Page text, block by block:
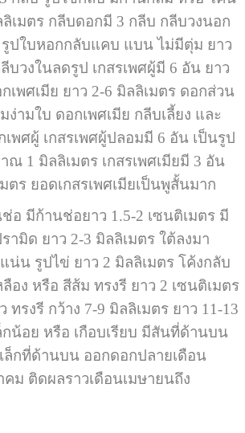
เมตร กลีบดอกมี 3 กลีบ กลีบวงนอก
ปใบหอกกลับแคบ แบน ไม่มีตุ่ม ยาว
บวงในลดรูป เกสรเพศผู้มี 6 อัน ยาว
เพศเมีย ยาว 2-6 มิลลิเมตร ดอกส่วน
ง่ามใบ ดอกเพศเมีย กลีบเลี้ยง และ
พศผู้ เกสรเพศผู้ปลอมมี 6 อัน เป็นรูป
ณ 1 มิลลิเมตร เกสรเพศเมียมี 3 อัน
ตร ยอดเกสรเพศเมียเป็นพูสั้นมาก
ก้านช่อยาว 1.5-2 เซนติเมตร มี
ามิด ยาว 2-3 มิลลิเมตร ใต้ลงมา
น่น รูปไข่ ยาว 2 มิลลิเมตร โค้งกลับ
อง หรือ สีส้ม ทรงรี ยาว 2 เซนติเมตร
รงรี กว้าง 7-9 มิลลิเมตร ยาว 11-13
กน้อย หรือ เกือบเรียบ มีสันที่ด้านบน
ล็กที่ด้านบน ออกดอกปลายเดือน
ม ติดผลราวเดือนเมษายนถึง